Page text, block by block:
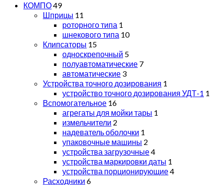
КОМПО49
Шприцы 11
роторного типа 1
шнекового типа 10
Клипсаторы 15
односкрепочный 5
полуавтоматические 7
автоматические 3
Устройства точного дозирования 1
устройство точного дозирования УДТ-1 1
Вспомогательное 16
агрегаты для мойки тары 1
измельчители 2
надеватель оболочки 1
упаковочные машины 2
устройства загрузочные4
устройства маркировки даты 1
устройства порционирующие4
Расходники 6